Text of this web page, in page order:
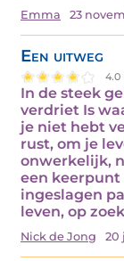
Emma 23
Een uitweg
4.0
In de steek
verdriet Is
je niet hebt
rust, om je
onwerkelijk,
een keerpunt
ingeslagen
leven, op
Nick de Jong 20